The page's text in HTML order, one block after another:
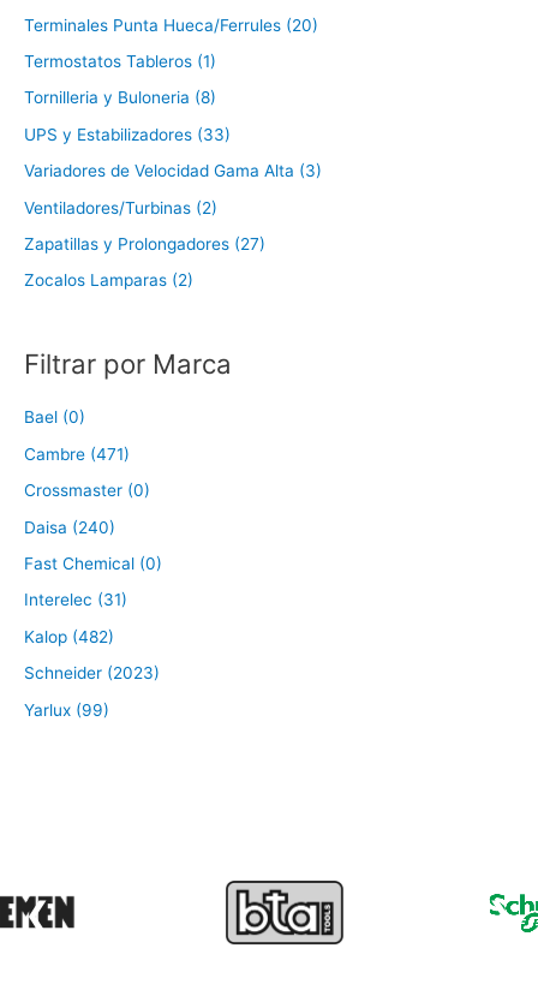
❮ ❯
Terminales Punta Hueca/Ferrules (20)
Termostatos Tableros (1)
Tornilleria y Buloneria (8)
UPS y Estabilizadores (33)
Variadores de Velocidad Gama Alta (3)
Ventiladores/Turbinas (2)
Zapatillas y Prolongadores (27)
Zocalos Lamparas (2)
Filtrar por Marca
Bael (0)
Cambre (471)
Crossmaster (0)
Daisa (240)
Fast Chemical (0)
Interelec (31)
Kalop (482)
Schneider (2023)
Yarlux (99)